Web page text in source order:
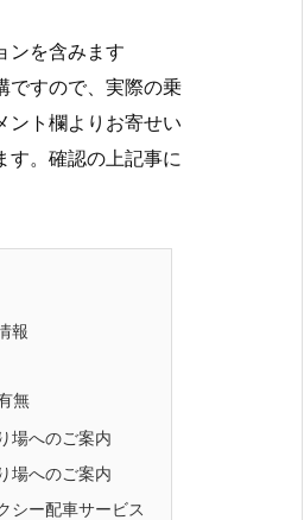
ンを含みます
ですので、実際の乗
ント欄よりお寄せい
す。確認の上記事に
報
無
場へのご案内
場へのご案内
シー配車サービス